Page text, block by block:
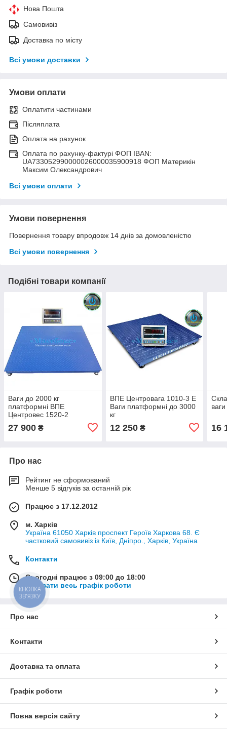
Нова Пошта
Самовивіз
Доставка по місту
Всі умови доставки
Умови оплати
Оплатити частинами
Післяплата
Оплата на рахунок
Оплата по рахунку-фактурі ФОП IBAN:
UA733052990000026000035900918 ФОП Материкін
Максим Олександрович
Всі умови оплати
Умови повернення
Повернення товару впродовж 14 днів за домовленістю
Всі умови повернення
Подібні товари компанії
Ваги до 2000 кг
платформні ВПЕ
Центровес 1520-2
27 900 ₴
ВПЕ Центровага 1010-3 Е
Ваги платформні до 3000
кг
12 250₴ 16
Про нас
Рейтинг не сформований
Менше 5 відгуків за останній рік
Працює з 17.12.2012
м. Харків
Україна 61050 Харків проспект Героїв Харкова 68. Є
частковий самовивіз із Київ, Дніпро., Харків, Україна
Контакти
Сьогодні працює з 09:00 до 18:00
Показати весь графік роботи
Про нас
Контакти
Доставка та оплата
Графік роботи
Повна версія сайту
КНОПКА
ЗВ'ЯЗКУ